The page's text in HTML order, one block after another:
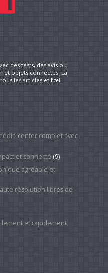
des tests, des avis ou
et objets connectés. La
les articles et l’œil
center complet avec
et connecté (9)
agréable et
résolution libres de
et rapidement